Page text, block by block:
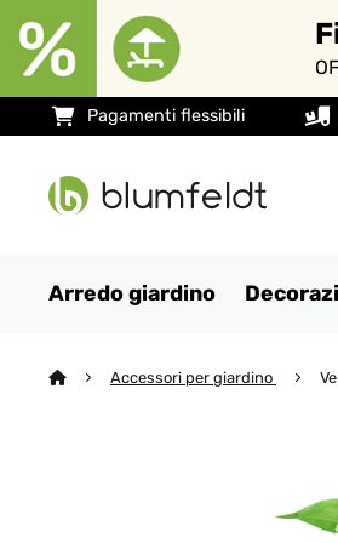
Pagamenti flessibili
Arredo giardino
Accessori per giardino